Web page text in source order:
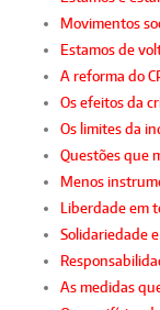
Movimentos
Estamos de
A reforma do
Os efeitos da
Os limites da
Questões que
Menos
Liberdade em
Solidariedade
As medidas